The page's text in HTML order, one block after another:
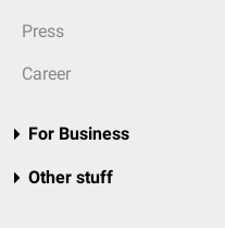
Press
Career
For Business
Other stuff